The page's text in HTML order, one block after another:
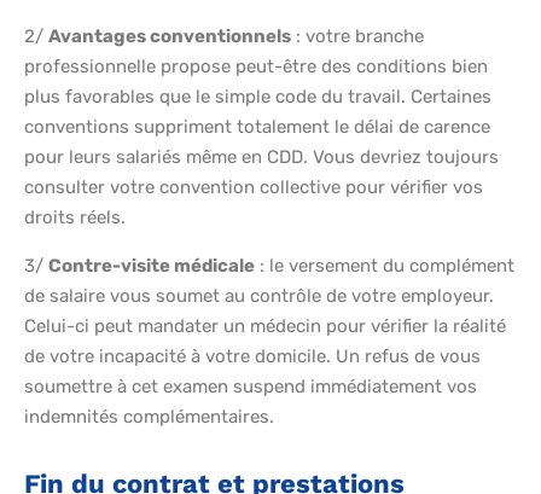
2/ Avantages conventionnels : votre branche
professionnelle propose peut-être des conditions bien
plus favorables que le simple code du travail. Certaines
conventions suppriment totalement le délai de carence
pour leurs salariés même en CDD. Vous devriez toujours
consulter votre convention collective pour vérifier vos
droits réels.
3/ Contre-visite médicale : le versement du complément
de salaire vous soumet au contrôle de votre employeur.
Celui-ci peut mandater un médecin pour vérifier la réalité
de votre incapacité à votre domicile. Un refus de vous
soumettre à cet examen suspend immédiatement vos
indemnités complémentaires.
Fin du contrat et prestations